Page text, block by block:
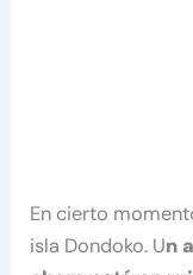
En cierto
isla Dondoko. Un